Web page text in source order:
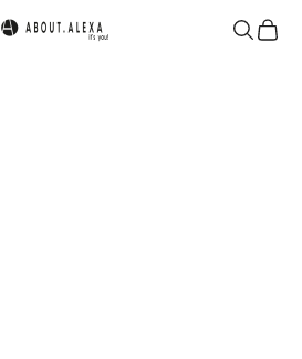
ABOUT.ALEXA
Suchen